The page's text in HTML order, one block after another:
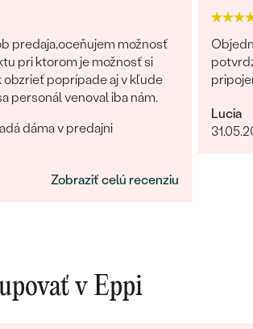
predaja,oceňujem možnosť
pri ktorom je možnosť si
poprípade aj v kľude
personál venoval iba nám.
dáma v predajni
Zobraziť celú recenziu
Lucia
v Eppi